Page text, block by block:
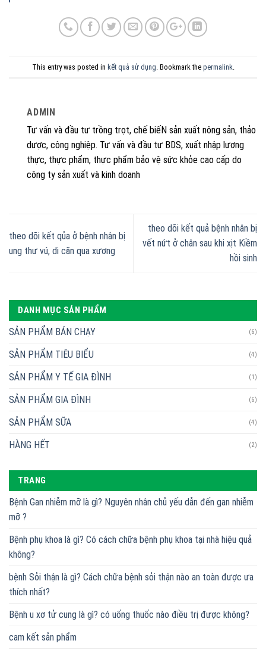
This entry was posted in kết quả sử dụng . Bookmark the permalink
ADMIN
Tư vấn và đầu tư trồng trọt, chế biếN sản xuất nông sản, thảo
dược, công nghiệp. Tư vấn và đầu tư BDS, xuất nhập lương
thực, thực phẩm, thực phẩm bảo vệ sức khỏe cao cấp do
công ty sản xuất và kinh doanh
theo dõi kết qủa ở bệnh nhân bị
ung thư vú, di căn qua xương
theo dõi kết quả bệnh nhân bị
vết nứt ở chân sau khi xịt Kiềm
hồi sinh
DANH MỤC SẢN PHẨM
SẢN PHẨM BÁN CHẠY (6)
SẢN PHẨM TIÊU BIỂU (4)
SẢN PHẨM Y TẾ GIA ĐÌNH (1)
SẢN PHẨM GIA ĐÌNH (6)
SẢN PHẨM SỮA (4)
HÀNG HẾT (2)
TRANG
Bệnh Gan nhiễm mỡ là gì? Nguyên nhân chủ yếu dẫn đến gan nhiễm
mỡ ?
Bệnh phụ khoa là gì? Có cách chữa bệnh phụ khoa tại nhà hiệu quả
không?
bệnh Sỏi thận là gì? Cách chữa bệnh sỏi thận nào an toàn được ưa
thích nhất?
Bệnh u xơ tử cung là gì? có uống thuốc nào điều trị được không?
cam kết sản phẩm